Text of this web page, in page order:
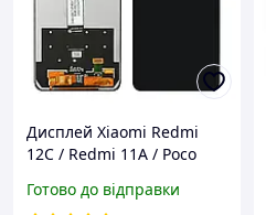
Дисплей Xiaomi Redmi
12C / Redmi 11A / Poco
сенсором (модуль)
Готово до відправки